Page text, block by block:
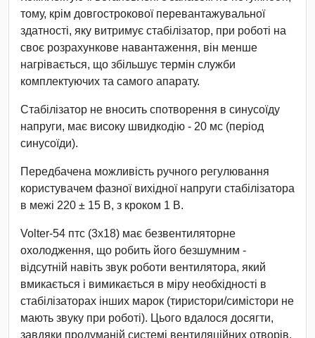
тому, крім довгострокової перевантажувальної
здатності, яку витримує стабілізатор, при роботі на
своє розрахункове навантаження, він менше
нагрівається, що збільшує термін служби
комплектуючих та самого апарату.
Стабілізатор не вносить спотворення в синусоїду
напруги, має високу швидкодію - 20 мс (період
синусоїди).
Передбачена можливість ручного регулювання
користувачем фазної вихідної напруги стабілізатора
в межі 220 ± 15 В, з кроком 1 В.
Volter-54 птс (3х18) має безвентиляторне
охолодження, що робить його безшумним -
відсутній навіть звук роботи вентилятора, який
вмикається і вимикається в міру необхідності в
стабілізаторах інших марок (тиристори/симістори не
мають звуку при роботі). Цього вдалося досягти,
завдяки продуманій системі вентиляційних отворів,